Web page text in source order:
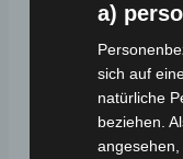
a)
sich auf
natürliche
beziehen.